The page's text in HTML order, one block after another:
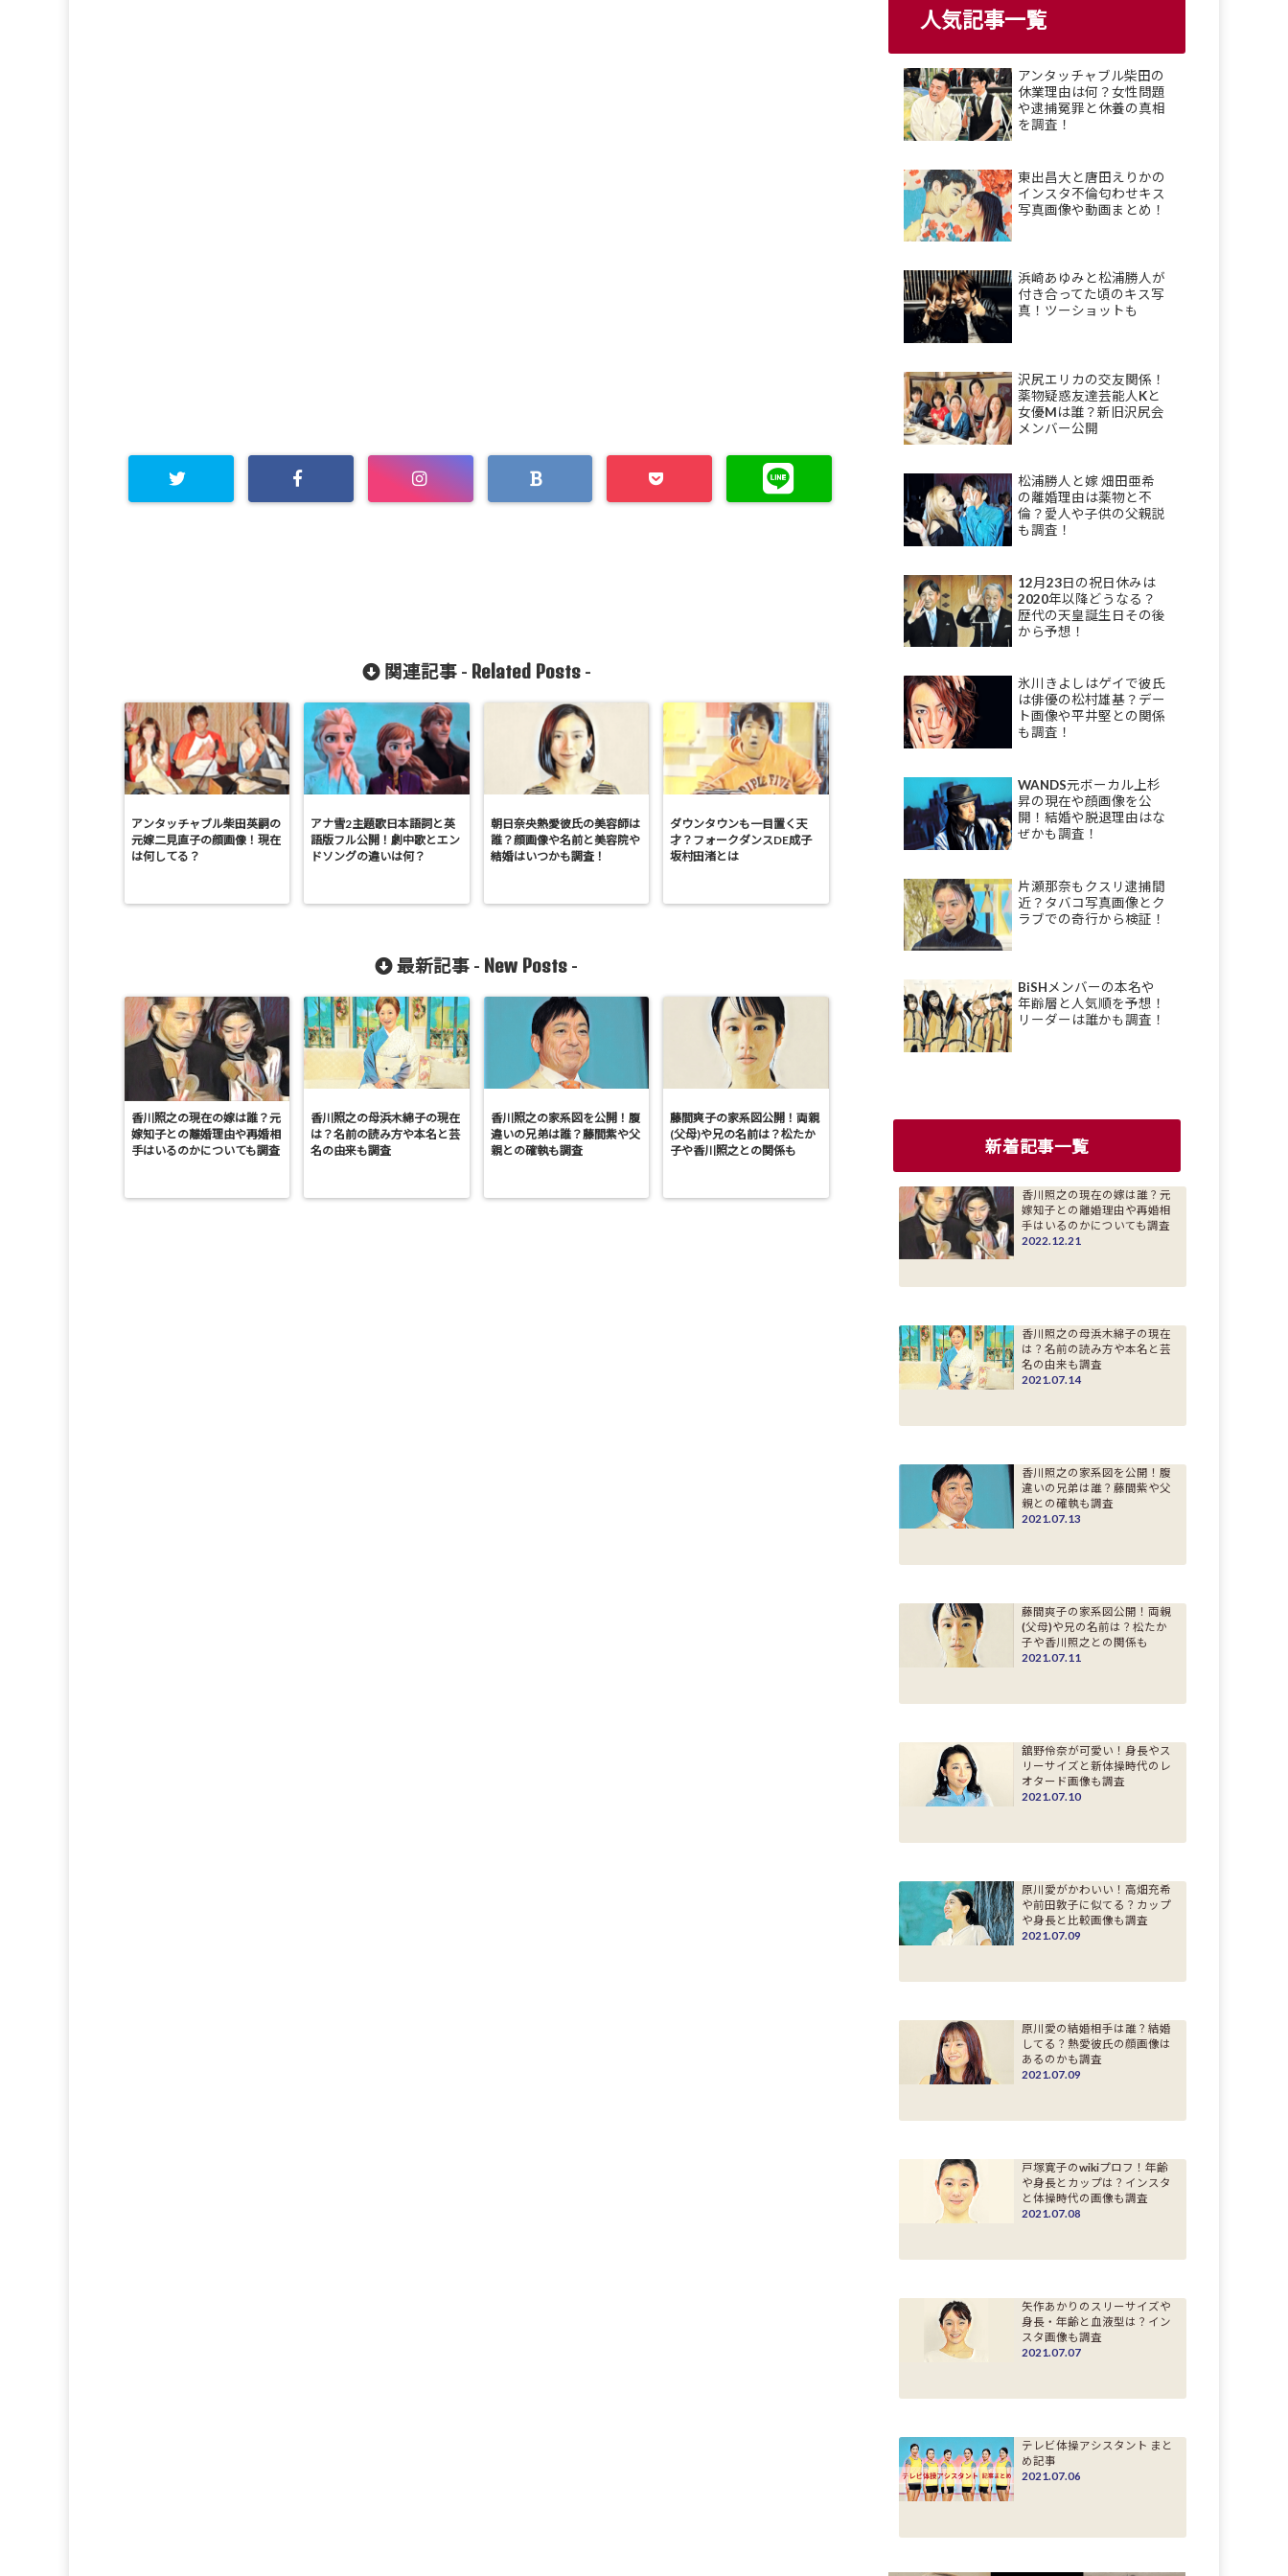
関連記事 - Related Posts-
アンタッチャブル柴田英嗣の
元嫁二見直子の顔画像！現在
は何してる？
アナ雪2主題歌日本語詞と英
語版フル公開！劇中歌とエン
ドソングの違いは何？
朝日奈央熱愛彼氏の美容師は
誰？顔画像や名前と美容院や
結婚はいつかも調査！
ダウンタウンも一目置く天
才？フォークダンスDE成子
坂村田渚とは
最新記事 - New Posts -
香川照之の現在の嫁は誰？元
嫁知子との離婚理由や再婚相
手はいるのかについても調査
香川照之の母浜木綿子の現在
は？名前の読み方や本名と芸
名の由来も調査
香川照之の家系図を公開！腹
違いの兄弟は誰？藤間紫や父
親との確執も調査
藤間爽子の家系図公開！両親
(父母)や兄の名前は？松たか
子や香川照之との関係も
人気記事一覧
アンタッチャブル柴田の
休業理由は何？女性問題
や逮捕冤罪と休養の真相
を調査！
東出昌大と唐田えりかの
インスタ不倫匂わせキス
写真画像や動画まとめ！
浜崎あゆみと松浦勝人が
付き合ってた頃のキス写
真！ツーショットも
沢尻エリカの交友関係！
薬物疑惑友達芸能人Kと
女優Mは誰？新旧沢尻会
メンバー公開
松浦勝人と嫁 畑田亜希
の離婚理由は薬物と不
倫？愛人や子供の父親説
も調査！
12月23日の祝日休みは
2020年以降どうなる？
歴代の天皇誕生日その後
から予想！
氷川きよしはゲイで彼氏
は俳優の松村雄基？デー
ト画像や平井堅との関係
も調査！
WANDS元ボーカル上杉
昇の現在や顔画像を公
開！結婚や脱退理由はな
ぜかも調査！
片瀬那奈もクスリ逮捕間
近？タバコ写真画像とク
ラブでの奇行から検証！
BiSHメンバーの本名や
年齢層と人気順を予想！
リーダーは誰かも調査！
新着記事一覧
香川照之の現在の嫁は誰？元
嫁知子との離婚理由や再婚相
手はいるのかについても調査
2022.12.21
香川照之の母浜木綿子の現在
は？名前の読み方や本名と芸
名の由来も調査
2021.07.14
香川照之の家系図を公開！腹
違いの兄弟は誰？藤間紫や父
親との確執も調査
2021.07.13
藤間爽子の家系図公開！両親
(父母)や兄の名前は？松たか
子や香川照之との関係も
2021.07.11
舘野伶奈が可愛い！身長やス
リーサイズと新体操時代のレ
オタード画像も調査
2021.07.10
原川愛がかわいい！高畑充希
や前田敦子に似てる？カップ
や身長と比較画像も調査
2021.07.09
原川愛の結婚相手は誰？結婚
してる？熱愛彼氏の顔画像は
あるのかも調査
2021.07.09
戸塚寛子のwikiプロフ！年齢
や身長とカップは？インスタ
と体操時代の画像も調査
2021.07.08
矢作あかりのスリーサイズや
身長・年齢と血液型は？イン
スタ画像も調査
2021.07.07
テレビ体操アシスタント まと
め記事
2021.07.06